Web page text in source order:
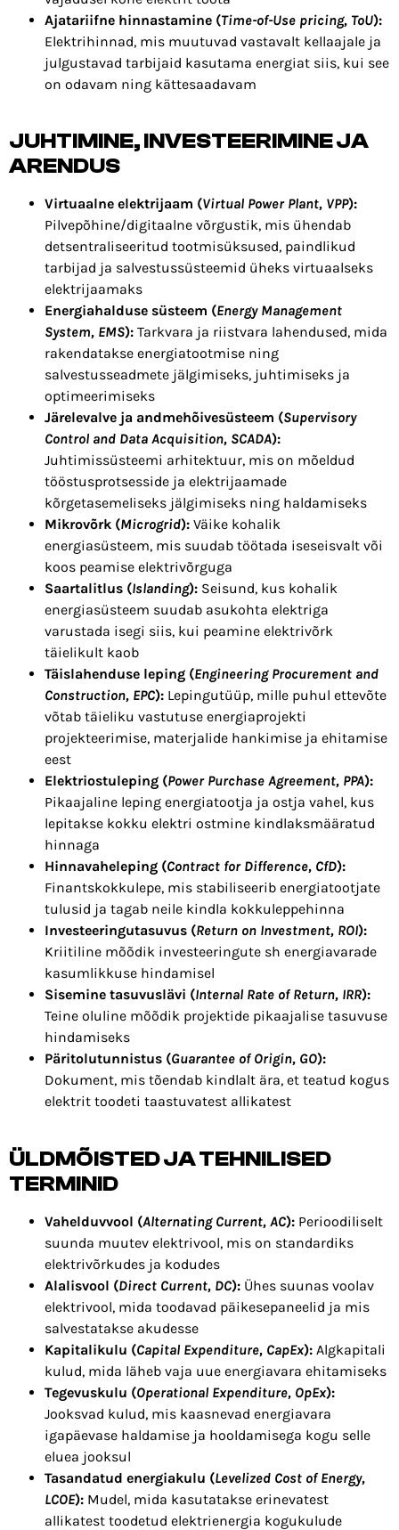
Ajatariifne hinnastamine (Time-of-Use pricing, ToU):
Elektrihinnad, mis muutuvad vastavalt kellaajale ja
julgustavad tarbijaid kasutama energiat siis, kui see
on odavam ning kättesaadavam
JUHTIMINE, INVESTEERIMINE JA
ARENDUS
Virtuaalne elektrijaam (Virtual Power Plant, VPP):
Pilvepõhine/digitaalne võrgustik, mis ühendab
detsentraliseeritud tootmisüksused, paindlikud
tarbijad ja salvestussüsteemid üheks virtuaalseks
elektrijaamaks
Energiahalduse süsteem (Energy Management
System, EMS): Tarkvara ja riistvara lahendused, mida
rakendatakse energiatootmise ning
salvestusseadmete jälgimiseks, juhtimiseks ja
optimeerimiseks
Järelevalve ja andmehõivesüsteem (Supervisory
Control and Data Acquisition, SCADA):
Juhtimissüsteemi arhitektuur, mis on mõeldud
tööstusprotsesside ja elektrijaamade
kõrgetasemeliseks jälgimiseks ning haldamiseks
Mikrovõrk (Microgrid): Väike kohalik
energiasüsteem, mis suudab töötada iseseisvalt või
koos peamise elektrivõrguga
Saartalitlus (Islanding): Seisund, kus kohalik
energiasüsteem suudab asukohta elektriga
varustada isegi siis, kui peamine elektrivõrk
täielikult kaob
Täislahenduse leping (Engineering Procurement and
Construction, EPC): Lepingutüüp, mille puhul ettevõte
võtab täieliku vastutuse energiaprojekti
projekteerimise, materjalide hankimise ja ehitamise
eest
Elektriostuleping (Power Purchase Agreement, PPA):
Pikaajaline leping energiatootja ja ostja vahel, kus
lepitakse kokku elektri ostmine kindlaksmääratud
hinnaga
Hinnavaheleping (Contract for Difference, CfD):
Finantskokkulepe, mis stabiliseerib energiatootjate
tulusid ja tagab neile kindla kokkuleppehinna
Investeeringutasuvus (Return on Investment, ROI):
Kriitiline mõõdik investeeringute sh energiavarade
kasumlikkuse hindamisel
Sisemine tasuvuslävi (Internal Rate of Return, IRR):
Teine oluline mõõdik projektide pikaajalise tasuvuse
hindamiseks
Päritolutunnistus (Guarantee of Origin, GO):
Dokument, mis tõendab kindlalt ära, et teatud kogus
elektrit toodeti taastuvatest allikatest
ÜLDMÕISTED JA TEHNILISED
TERMINID
Vahelduvvool (Alternating Current, AC): Perioodiliselt
suunda muutev elektrivool, mis on standardiks
elektrivõrkudes ja kodudes
Alalisvool (Direct Current, DC): Ühes suunas voolav
elektrivool, mida toodavad päikesepaneelid ja mis
salvestatakse akudesse
Kapitalikulu (Capital Expenditure, CapEx): Algkapitali
kulud, mida läheb vaja uue energiavara ehitamiseks
Tegevuskulu (Operational Expenditure, OpEx):
Jooksvad kulud, mis kaasnevad energiavara
igapäevase haldamise ja hooldamisega kogu selle
eluea jooksul
Tasandatud energiakulu (Levelized Cost of Energy,
LCOE): Mudel, mida kasutatakse erinevatest
allikatest toodetud elektrienergia kogukulude